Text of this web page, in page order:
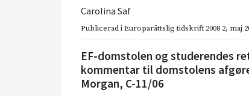
Carolina Saf
Publicerad iEuroparättslig tidskrift 2008 2, maj
EF-domstolen og studerendes
kommentar til domstolens
Morgan, C-11/06